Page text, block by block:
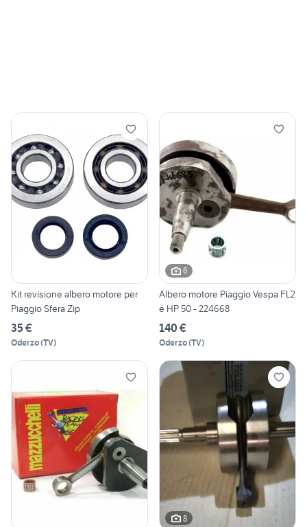
Kit revisione albero motore per
Piaggio Sfera Zip
35 €
Oderzo(TV)
6
Albero motore Piaggio Vespa FL2
e HP 50 - 224668
140 €
Oderzo(TV)
8